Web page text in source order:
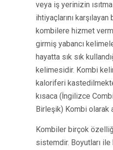
veya iş yerinizin
ihtiyaçlarını
kombilere hizmet
girmiş yabancı
hayatta sık sık
kelimesidir. Kombi
kaloriferi
kısaca (İngilizce
Birleşik) Kombi olarak
Kombiler birçok
sistemdir. Boyutları